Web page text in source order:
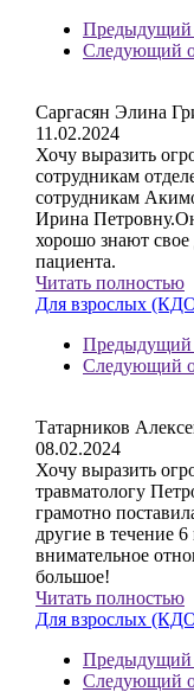
Предыдущий
Следующий
Саргасян Элина
11.02.2024
Хочу выразить
сотрудникам
сотрудникам
Ирина
хорошо знают
пациента.
Читать полностью
Для взрослых
Предыдущий
Следующий
Татарников
08.02.2024
Хочу выразить
травматологу
грамотно
другие в течение
внимательное
большое!
Читать полностью
Для взрослых
Предыдущий
Следующий